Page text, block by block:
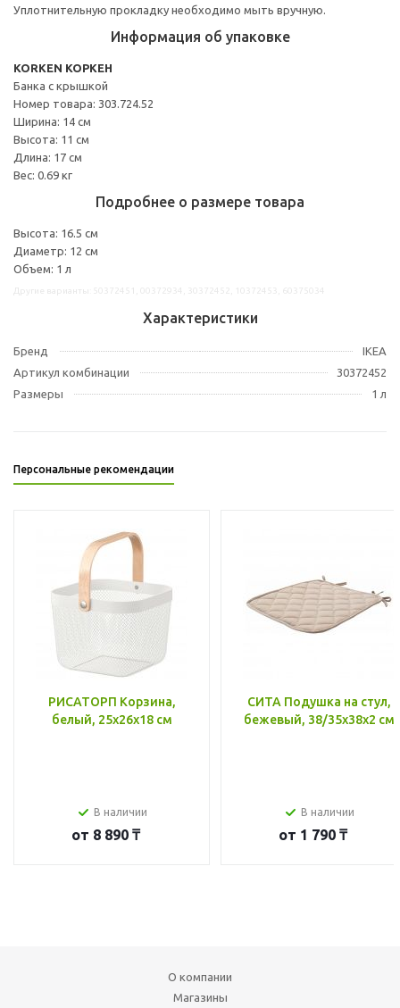
Уплотнительную прокладку необходимо мыть вручную.
Информация об упаковке
KORKEN КОРКЕН
Банка с крышкой
Номер товара: 303.724.52
Ширина: 14 см
Высота: 11 см
Длина: 17 см
Вес: 0.69 кг
Подробнее о размере товара
Высота: 16.5 см
Диаметр: 12 см
Объем: 1 л
Характеристики
Бренд
IKEA
Артикул комбинации
30372452
Размеры
1 л
Персональные рекомендации
РИСАТОРП Корзина,
белый, 25x26x18 см
В наличии
от 8 890 ₸
СИТА Подушка на стул,
бежевый, 38/35x38x2 см
В наличии
от 1 790 ₸
О компании
Магазины